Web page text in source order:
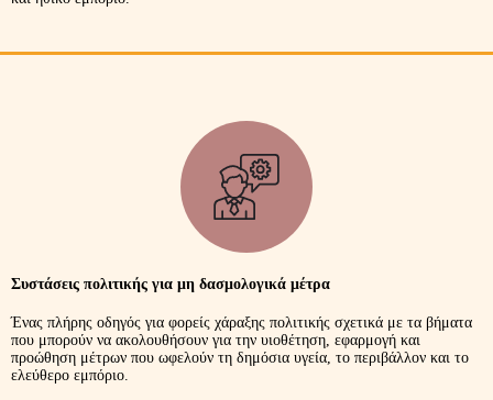
Συστάσεις πολιτικής για μη δασμολογικά μέτρα
Ένας πλήρης οδηγός για φορείς χάραξης πολιτικής σχετικά με τα βήματα
που μπορούν να ακολουθήσουν για την υιοθέτηση, εφαρμογή και
προώθηση μέτρων που ωφελούν τη δημόσια υγεία, το περιβάλλον και το
ελεύθερο εμπόριο.